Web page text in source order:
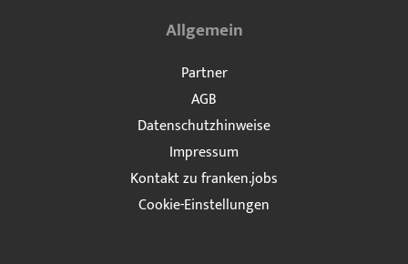
Allgemein
Partner
AGB
Datenschutzhinweise
Impressum
Kontakt zu franken.jobs
Cookie-Einstellungen